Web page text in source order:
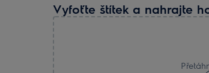
Vyfoťte štítek a nahrajte